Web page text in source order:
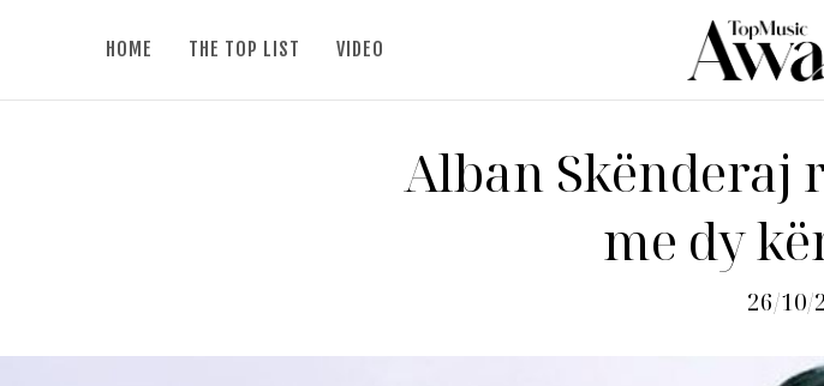
HOME THE TOP LIST VIDEO
Alban Skënderaj
me dy
26/10/